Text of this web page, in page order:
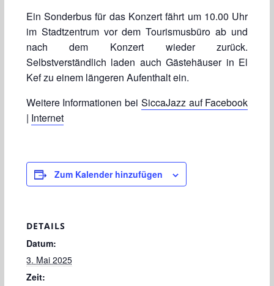
Ein Sonderbus für das Konzert fährt um 10.00 Uhr
im Stadtzentrum vor dem Tourismusbüro ab und
nach dem Konzert wieder zurück.
Selbstverständlich laden auch Gästehäuser in El
Kef zu einem längeren Aufenthalt ein.
Weitere Informationen bei SiccaJazz auf Facebook
| Internet
Zum Kalender hinzufügen
DETAILS
Datum:
3. Mai 2025
Zeit: